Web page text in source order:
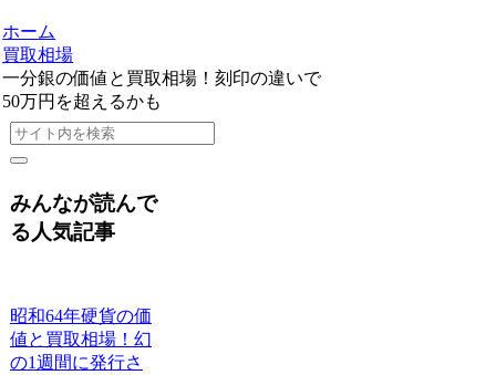
ホーム
買取相場
一分銀の価値と買取相場！刻印の違いで
50万円を超えるかも
みんなが読んで
る人気記事
昭和64年硬貨の価
値と買取相場！幻
の1週間に発行さ